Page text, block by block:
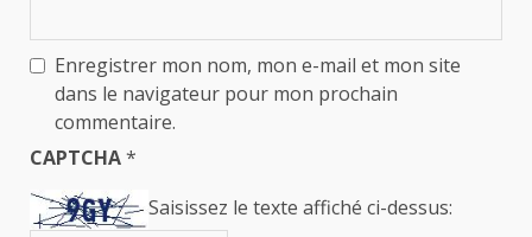
Enregistrer mon nom, mon e-mail et mon site
dans le navigateur pour mon prochain
commentaire.
CAPTCHA*
Saisissez le texte affiché ci-dessus: